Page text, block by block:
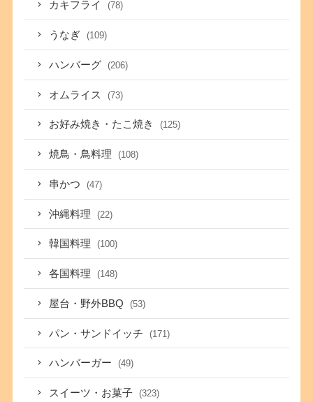
カキフライ (78)
うなぎ (109)
ハンバーグ (206)
オムライス (73)
お好み焼き・たこ焼き (125)
焼鳥・鳥料理 (108)
串かつ (47)
沖縄料理 (22)
韓国料理 (100)
各国料理 (148)
屋台・野外BBQ (53)
パン・サンドイッチ (171)
ハンバーガー (49)
スイーツ・お菓子 (323)